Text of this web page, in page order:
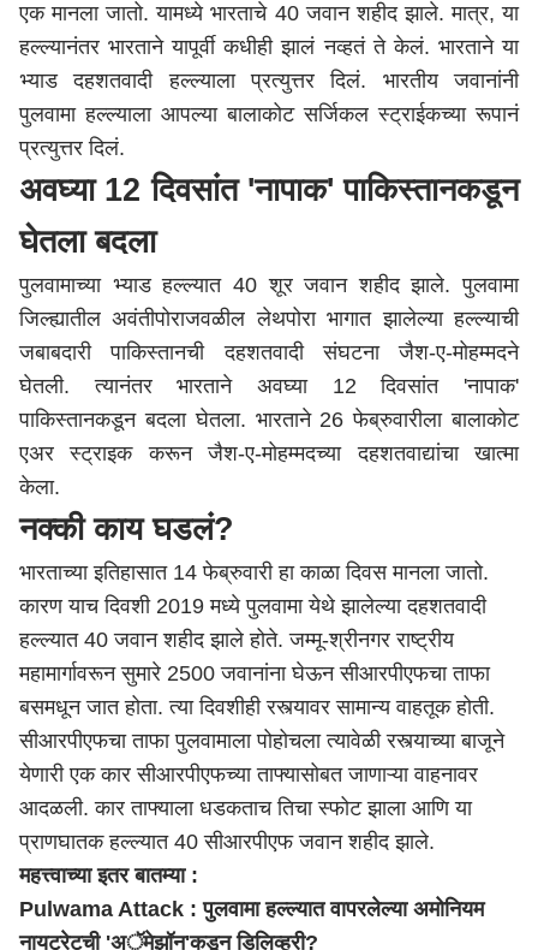
एक मानला जातो. यामध्ये भारताचे 40 जवान शहीद झाले. मात्र, या
हल्ल्यानंतर भारताने यापूर्वी कधीही झालं नव्हतं ते केलं. भारताने या
भ्याड दहशतवादी हल्ल्याला प्रत्युत्तर दिलं. भारतीय जवानांनी
पुलवामा हल्ल्याला आपल्या बालाकोट सर्जिकल स्ट्राईकच्या रूपानं
प्रत्युत्तर दिलं.
अवघ्या 12 दिवसांत 'नापाक' पाकिस्तानकडून
घेतला बदला
पुलवामाच्या भ्याड हल्ल्यात 40 शूर जवान शहीद झाले. पुलवामा
जिल्ह्यातील अवंतीपोराजवळील लेथपोरा भागात झालेल्या हल्ल्याची
जबाबदारी पाकिस्तानची दहशतवादी संघटना जैश-ए-मोहम्मदने
घेतली. त्यानंतर भारताने अवघ्या 12 दिवसांत 'नापाक'
पाकिस्तानकडून बदला घेतला. भारताने 26 फेब्रुवारीला बालाकोट
एअर स्ट्राइक करून जैश-ए-मोहम्मदच्या दहशतवाद्यांचा खात्मा
केला.
नक्की काय घडलं?
भारताच्या इतिहासात 14 फेब्रुवारी हा काळा दिवस मानला जातो.
कारण याच दिवशी 2019 मध्ये पुलवामा येथे झालेल्या दहशतवादी
हल्ल्यात 40 जवान शहीद झाले होते. जम्मू-श्रीनगर राष्ट्रीय
महामार्गावरून सुमारे 2500 जवानांना घेऊन सीआरपीएफचा ताफा
बसमधून जात होता. त्या दिवशीही रस्त्यावर सामान्य वाहतूक होती.
सीआरपीएफचा ताफा पुलवामाला पोहोचला त्यावेळी रस्त्याच्या बाजूने
येणारी एक कार सीआरपीएफच्या ताफ्यासोबत जाणाऱ्या वाहनावर
आदळली. कार ताफ्याला धडकताच तिचा स्फोट झाला आणि या
प्राणघातक हल्ल्यात 40 सीआरपीएफ जवान शहीद झाले.
महत्त्वाच्या इतर बातम्या :
Pulwama Attack : पुलवामा हल्ल्यात वापरलेल्या अमोनियम
नायट्रेटची 'अॅमेझॉन'कडून डिलिव्हरी?